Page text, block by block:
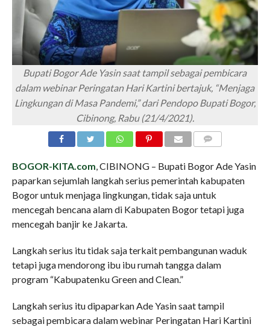
Bupati Bogor Ade Yasin saat tampil sebagai pembicara
dalam webinar Peringatan Hari Kartini bertajuk, “Menjaga
Lingkungan di Masa Pandemi,” dari Pendopo Bupati Bogor,
Cibinong, Rabu (21/4/2021).
BOGOR-KITA.com, CIBINONG – Bupati Bogor Ade Yasin
paparkan sejumlah langkah serius pemerintah kabupaten
Bogor untuk menjaga lingkungan, tidak saja untuk
mencegah bencana alam di Kabupaten Bogor tetapi juga
mencegah banjir ke Jakarta.
Langkah serius itu tidak saja terkait pembangunan waduk
tetapi juga mendorong ibu ibu rumah tangga dalam
program “Kabupatenku Green and Clean.”
Langkah serius itu dipaparkan Ade Yasin saat tampil
sebagai pembicara dalam webinar Peringatan Hari Kartini